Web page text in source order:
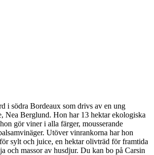
i södra Bordeaux som drivs av en ung
Nea Berglund. Hon har 13 hektar ekologiska
gör viner i alla färger, mousserande
Utöver vinrankorna har hon
sylt och juice, en hektar olivträd för framtida
och massor av husdjur. Du kan bo på Carsin